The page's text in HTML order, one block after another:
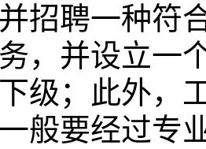
招聘一种符
，并设立一
下级；此外，
般要经过专